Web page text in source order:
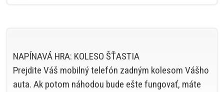
NAPÍNAVÁ HRA: KOLESO ŠŤASTIA
Prejdite Váš mobilný telefón zadným kolesom Vášho
auta. Ak potom náhodou bude ešte fungovať, máte